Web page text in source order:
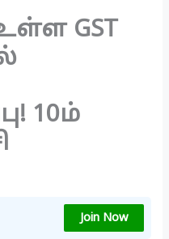
GST
10ம்
Join Now